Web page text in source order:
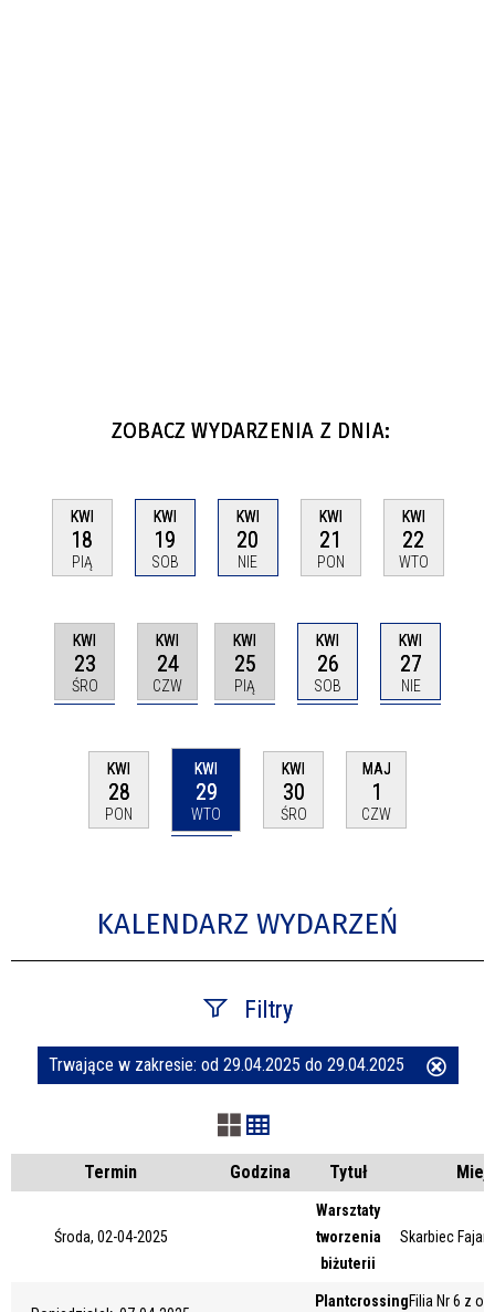
ZOBACZ WYDARZENIA Z DNIA:
KWI
18
PIĄ
KWI
19
SOB
KWI
20
NIE
KWI
21
PON
KWI
22
WTO
KWI
23
ŚRO
KWI
24
CZW
KWI
25
PIĄ
KWI
26
SOB
KWI
27
NIE
KWI
28
PON
KWI
29
WTO
KWI
30
ŚRO
MAJ
1
CZW
KALENDARZ WYDARZEŃ
Filtry
Szukana fraza
Kategoria
Trwające w zakresie
Trwające w zakresie: od 29.04.2025 do 29.04.2025
Termin Godzina Tytuł
Środa, 02-04-2025
Warsztaty
tworzenia
biżuterii
Skarbiec
PlantcrossingFilia Nr 6 z